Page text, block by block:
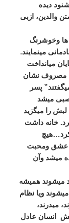
دیده
والدین، ازبی
ها وخوشرنگ
مینمایند.
میانداخت
مصروف نشان
پسر
میشد
را میگزید
خانه داشت
عشق ومحبت
میشد وآن
میشوند همیشه
ویا نظام
میدرند،
انسان عادل